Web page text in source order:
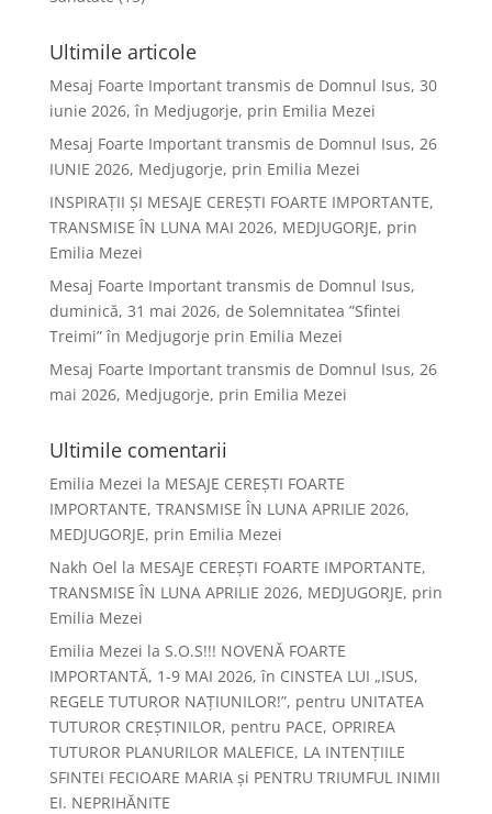
Ultimile articole
Mesaj Foarte Important transmis de Domnul Isus, 30
iunie 2026, în Medjugorje, prin Emilia Mezei
Mesaj Foarte Important transmis de Domnul Isus, 26
IUNIE 2026, Medjugorje, prin Emilia Mezei
INSPIRAȚII ȘI MESAJE CEREȘTI FOARTE IMPORTANTE,
TRANSMISE ÎN LUNA MAI 2026, MEDJUGORJE, prin
Emilia Mezei
Mesaj Foarte Important transmis de Domnul Isus,
duminică, 31 mai 2026, de Solemnitatea ”Sfintei
Treimi” în Medjugorje prin Emilia Mezei
Mesaj Foarte Important transmis de Domnul Isus, 26
mai 2026, Medjugorje, prin Emilia Mezei
Ultimile comentarii
Emilia Mezei la MESAJE CEREȘTI FOARTE
IMPORTANTE, TRANSMISE ÎN LUNA APRILIE 2026,
MEDJUGORJE, prin Emilia Mezei
Nakh Oel la MESAJE CEREȘTI FOARTE IMPORTANTE,
TRANSMISE ÎN LUNA APRILIE 2026, MEDJUGORJE, prin
Emilia Mezei
Emilia Mezei la S.O.S!!! NOVENĂ FOARTE
IMPORTANTĂ, 1-9 MAI 2026, în CINSTEA LUI „ISUS,
REGELE TUTUROR NAȚIUNILOR!”, pentru UNITATEA
TUTUROR CREȘTINILOR, pentru PACE, OPRIREA
TUTUROR PLANURILOR MALEFICE, LA INTENȚIILE
SFINTEI FECIOARE MARIA și PENTRU TRIUMFUL INIMII
EI. NEPRIHĂNITE